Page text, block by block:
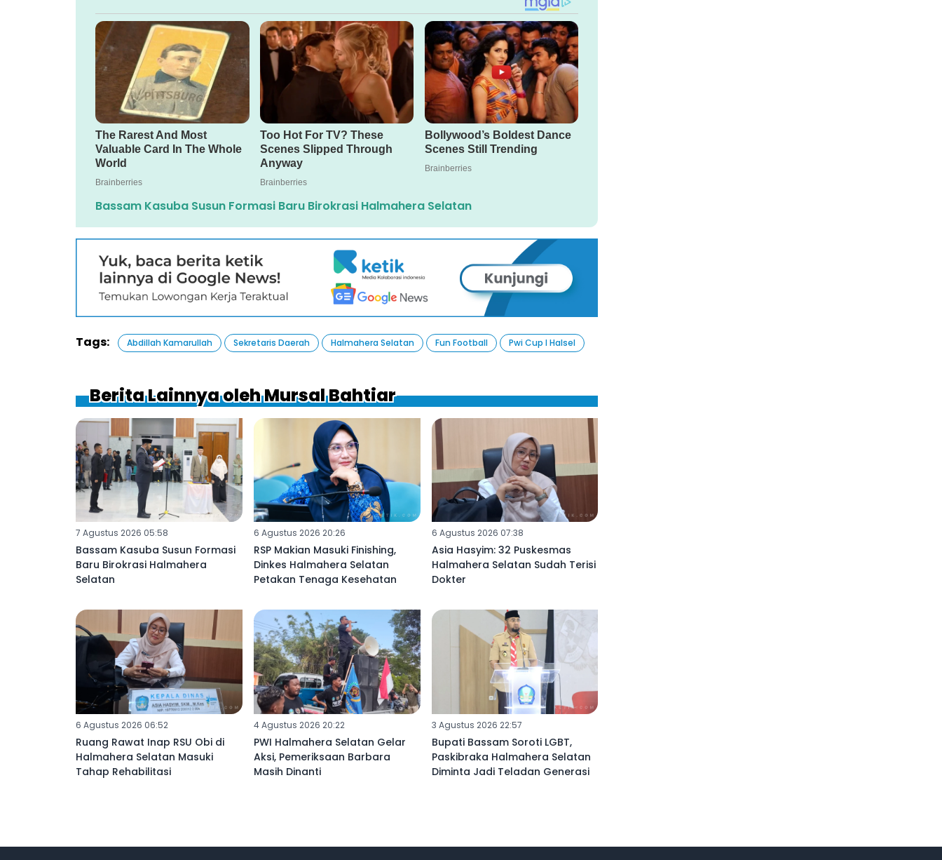
Bassam Kasuba Susun Formasi Baru Birokrasi Halmahera Selatan
Tags: Abdillah Kamarullah Sekretaris Daerah Halmahera Selatan Fun Football Pwi Cup I Halsel
Berita Lainnya oleh Mursal Bahtiar
7 Agustus 2026 05:58
Bassam Kasuba Susun Formasi
Baru Birokrasi Halmahera
Selatan
6 Agustus 2026 20:26
RSP Makian Masuki Finishing,
Dinkes Halmahera Selatan
Petakan Tenaga Kesehatan
6 Agustus 2026 07:38
Asia Hasyim: 32 Puskesmas
Halmahera Selatan Sudah Terisi
Dokter
6 Agustus 2026 06:52
Ruang Rawat Inap RSU Obi di
Halmahera Selatan Masuki
Tahap Rehabilitasi
4 Agustus 2026 20:22
PWI Halmahera Selatan Gelar
Aksi, Pemeriksaan Barbara
Masih Dinanti
3 Agustus 2026 22:57
Bupati Bassam Soroti LGBT,
Paskibraka Halmahera Selatan
Diminta Jadi Teladan Generasi